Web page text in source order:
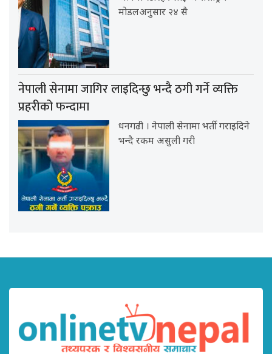
मोडलअनुसार २४ सै
नेपाली सेनामा जागिर लाइदिन्छु भन्दै ठगी गर्ने व्यक्ति
प्रहरीको फन्दामा
धनगढी । नेपाली सेनामा भर्ती गराइदिने
भन्दै रकम असुली गरी